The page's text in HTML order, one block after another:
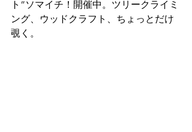
ト”ソマイチ！開催中。ツリークライミ
ング、ウッドクラフト、ちょっとだけ
覗く。